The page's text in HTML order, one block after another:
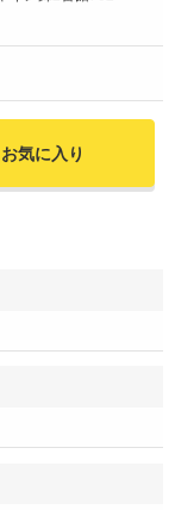
お気に入り